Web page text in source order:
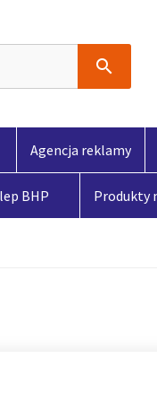

Agencja reklamy
BHP Produkty